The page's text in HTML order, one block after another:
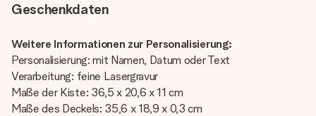
Geschenkdaten
Weitere Informationen zur Personalisierung:
Personalisierung: mit Namen, Datum oder Text
Verarbeitung: feine Lasergravur
Maße der Kiste: 36,5 x 20,6 x 11 cm
Maße des Deckels: 35,6 x 18,9 x 0,3 cm